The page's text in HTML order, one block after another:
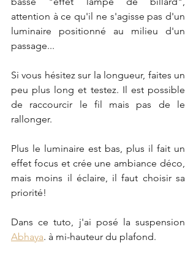
attention à ce qu'il ne s'agisse pas d'un
luminaire positionné au milieu d'un
passage...
Si vous hésitez sur la longueur, faites un
peu plus long et testez. Il est possible
de raccourcir le fil mais pas de le
rallonger.
Plus le luminaire est bas, plus il fait un
effet focus et crée une ambiance déco,
mais moins il éclaire, il faut choisir sa
priorité!
Abhaya. à mi-hauteur du plafond.